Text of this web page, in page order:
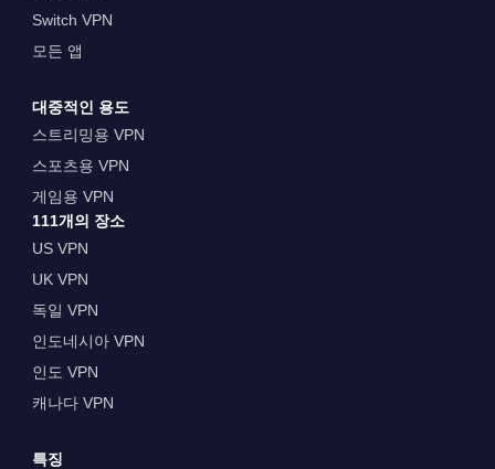
Switch VPN
모든 앱
대중적인 용도
스트리밍용 VPN
스포츠용 VPN
게임용 VPN
111개의 장소
US VPN
UK VPN
독일 VPN
인도네시아 VPN
인도 VPN
캐나다 VPN
특징